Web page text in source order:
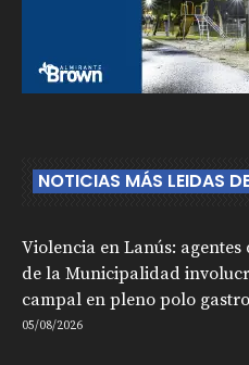
NOTICIAS MÁS LEIDAS
Violencia en Lanús:
de la Municipalidad
campal en pleno polo
05/08/2026